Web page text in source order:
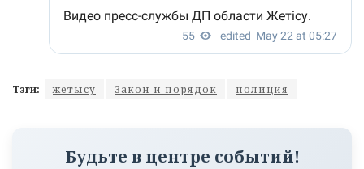
Тэги: жетысу Закон и порядок полиция
Будьте в центре событий!